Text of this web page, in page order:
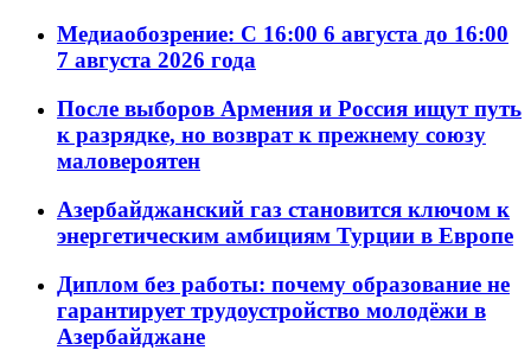
Медиаобозрение: С 16:00 6 августа до 16:00
7 августа 2026 года
После выборов Армения и Россия ищут путь
к разрядке, но возврат к прежнему союзу
маловероятен
Азербайджанский газ становится ключом к
энергетическим амбициям Турции в Европе
Диплом без работы: почему образование не
гарантирует трудоустройство молодёжи в
Азербайджане